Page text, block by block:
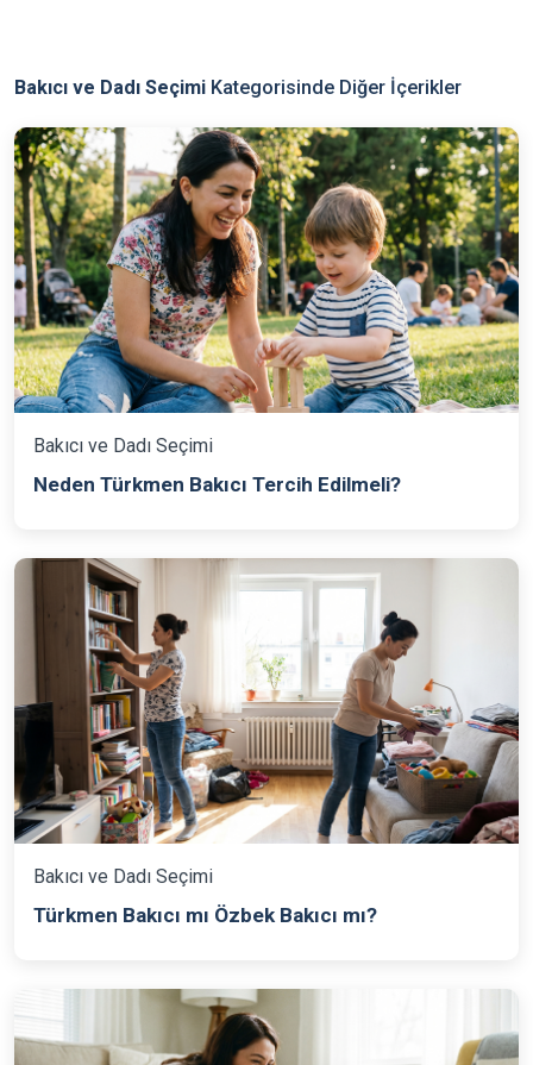
Bakıcı ve Dadı Seçimi Kategorisinde Diğer İçerikler
Bakıcı ve Dadı Seçimi
Neden Türkmen Bakıcı Tercih Edilmeli?
Bakıcı ve Dadı Seçimi
Türkmen Bakıcı mı Özbek Bakıcı mı?